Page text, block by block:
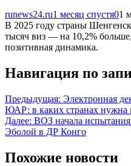
runews24.ru1 месяц спустя01
В 2025 году страны
тысяч виз — на 10,2%
позитивная динамика.
Навигация по
Предыдущая: Электронная
ЮАР: в каких странах нужна
Далее: ВОЗ начала
Эболой в ДР Конго
Похожие новости